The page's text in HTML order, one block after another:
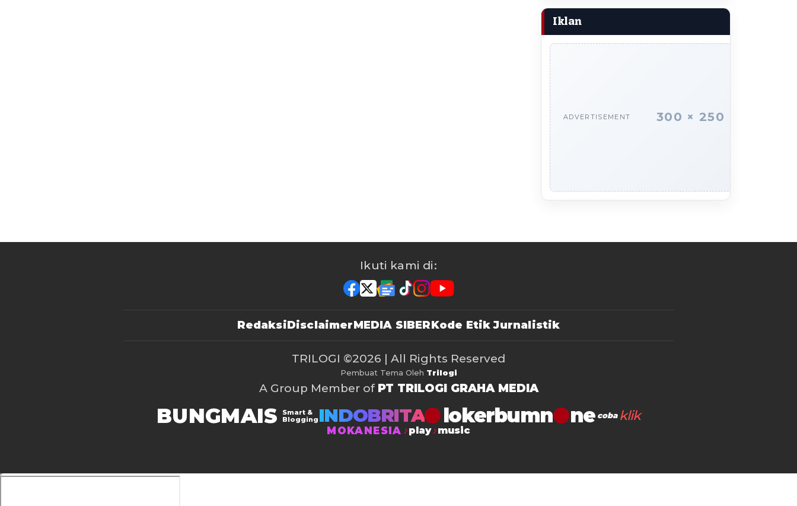
Iklan
ADVERTISEMENT 300 × 250
Ikuti kami di:
RedaksiDisclaimerMEDIA SIBERKode Etik Jurnalistik
TRILOGI ©2026 | All Rights Reserved
Pembuat Tema Oleh Trilogi
A Group Member of PT TRILOGI GRAHA MEDIA
BUNGMAIS
Smart &
Blogging INDOBRITA lokerbumn coba klik
MOKANESIA play music